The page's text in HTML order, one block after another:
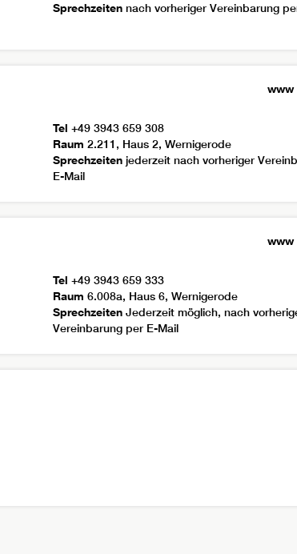
Sprechzeiten nach vorheriger Vereinbarung
Tel +49 3943 659 308
Raum 2.211, Haus 2, Wernigerode
Sprechzeiten jederzeit nach vorheriger
E-Mail
www
Tel +49 3943 659 333
Raum 6.008a, Haus 6, Wernigerode
Sprechzeiten Jederzeit möglich, nach
Vereinbarung per E-Mail
www